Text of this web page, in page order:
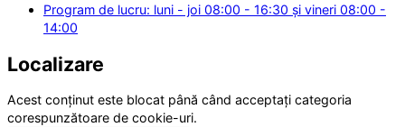
Program de lucru: luni - joi 08:00 - 16:30 și vineri 08:00 -
14:00
Localizare
Acest conținut este blocat până când acceptați categoria
corespunzătoare de cookie-uri.